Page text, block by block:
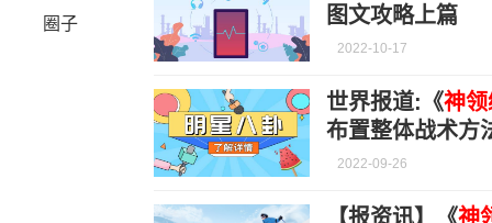
圈子
图文攻略上篇
2022-10-17
世界报道:《神
布置整体战术方
2022-09-26
【报资讯】《神